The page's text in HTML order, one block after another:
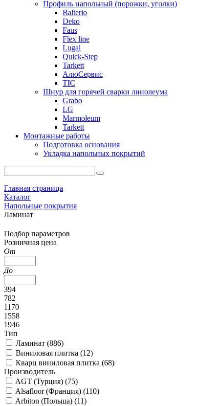
Профиль напольный (порожки, уголки)
Balterio
Deko
Faus
Flex line
Lugal
Quick-Step
Tarkett
АлюСервис
ТІС
Шнур для горячей сварки линолеума
Grabo
LG
Marmoleum
Tarkett
Монтажные работы
Подготовка основания
Укладка напольных покрытий
Главная страница
Каталог
Напольные покрытия
Ламинат
Подбор параметров
Розничная цена
От
До
394
782
1170
1558
1946
Тип
Ламинат (886)
Виниловая плитка (12)
Кварц виниловая плитка (68)
Производитель
AGT (Турция) (75)
Alsafloor (Франция) (110)
Arbiton (Польша) (11)